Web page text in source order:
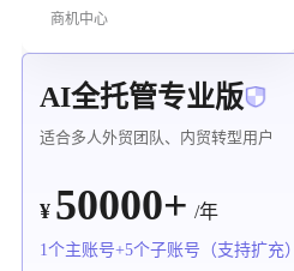
商机中心
AI全托管专业版
适合多人外贸团队、内贸转型用户
¥ 50000+ /年
1个主账号+5个子账号（支持扩充）